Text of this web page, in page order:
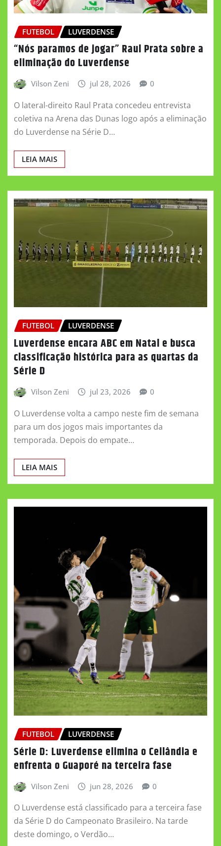
FUTEBOL LUVERDENSE
“Nós paramos de jogar” Raul Prata sobre a
eliminação do Luverdense
Vilson Zeni jul 28, 2026 0
O lateral-direito Raul Prata concedeu entrevista
coletiva na Arena das Dunas logo após a eliminação
do Luverdense na Série D…
LEIA MAIS
FUTEBOL LUVERDENSE
Luverdense encara ABC em Natal e busca
classificação histórica para as quartas da
Série D
Vilson Zeni jul 23, 2026 0
O Luverdense volta a campo neste fim de semana
para um dos jogos mais importantes da
temporada. Depois do empate…
LEIA MAIS
FUTEBOL LUVERDENSE
Série D: Luverdense elimina o Ceilândia e
enfrenta o Guaporé na terceira fase
Vilson Zeni jun 28, 2026 0
O Luverdense está classificado para a terceira fase
da Série D do Campeonato Brasileiro. Na tarde
deste domingo, o Verdão…